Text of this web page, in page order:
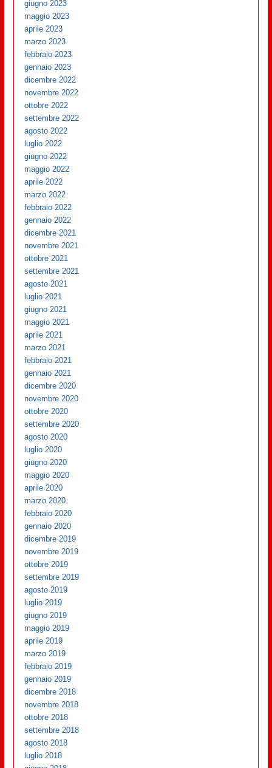
giugno 2023
maggio 2023
aprile 2023
marzo 2023
febbraio 2023
gennaio 2023
dicembre 2022
novembre 2022
ottobre 2022
settembre 2022
agosto 2022
luglio 2022
giugno 2022
maggio 2022
aprile 2022
marzo 2022
febbraio 2022
gennaio 2022
dicembre 2021
novembre 2021
ottobre 2021
settembre 2021
agosto 2021
luglio 2021
giugno 2021
maggio 2021
aprile 2021
marzo 2021
febbraio 2021
gennaio 2021
dicembre 2020
novembre 2020
ottobre 2020
settembre 2020
agosto 2020
luglio 2020
giugno 2020
maggio 2020
aprile 2020
marzo 2020
febbraio 2020
gennaio 2020
dicembre 2019
novembre 2019
ottobre 2019
settembre 2019
agosto 2019
luglio 2019
giugno 2019
maggio 2019
aprile 2019
marzo 2019
febbraio 2019
gennaio 2019
dicembre 2018
novembre 2018
ottobre 2018
settembre 2018
agosto 2018
luglio 2018